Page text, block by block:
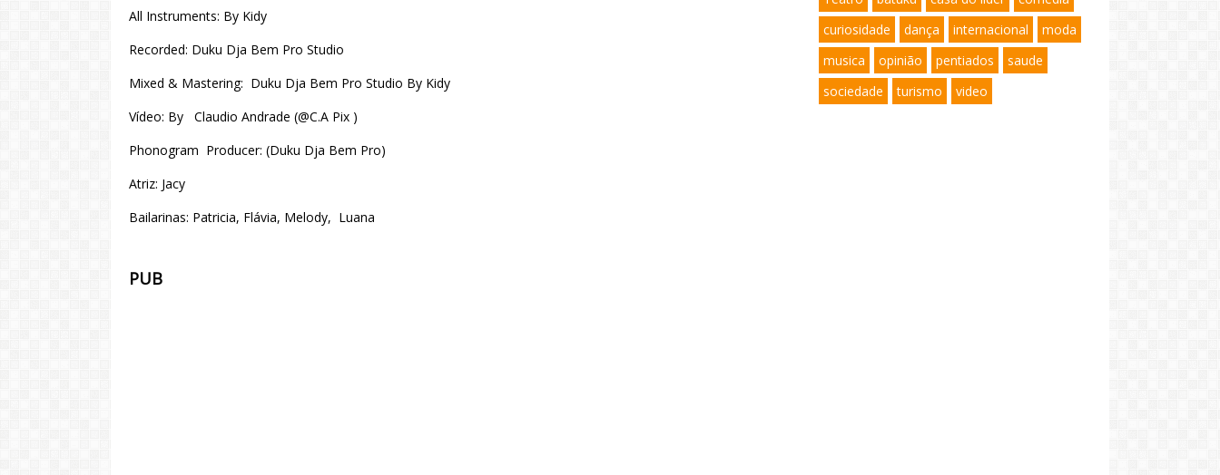
All Instruments: By Kidy
Recorded: Duku Dja Bem Pro Studio
Mixed & Mastering: Duku Dja Bem Pro Studio By Kidy
Vídeo: By Claudio Andrade (@C.A Pix )
Phonogram Producer: (Duku Dja Bem Pro)
Atriz: Jacy
Bailarinas: Patricia, Flávia, Melody, Luana
PUB
curiosidade
dança internacional
moda
musica
opinião pentiados
saude
sociedade
turismo video